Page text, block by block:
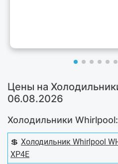
Цены на
06.08.2026
Холодильники
💲 Холодильник Whirlpool
XP4E